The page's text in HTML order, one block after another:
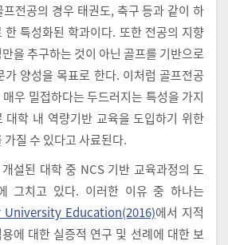
전공의 경우 태권도, 축구 등과 같이 하
한 특성화된 학과이다. 또한 전공의 지향
을 추구하는 것이 아닌 골프를 기반으로
양성을 목표로 한다. 이처럼 골프전공
우 밀접하다는 두드러지는 특성을 가지
대학 내 역량기반 교육을 도입하기 위한
질 수 있다고 사료된다.
설된 대학 중 NCS 기반 교육과정의 도
그치고 있다. 이러한 이유 중 하나는
Education​(2016)에서 지적
에 대한 실증적 연구 및 선례에 대한 보